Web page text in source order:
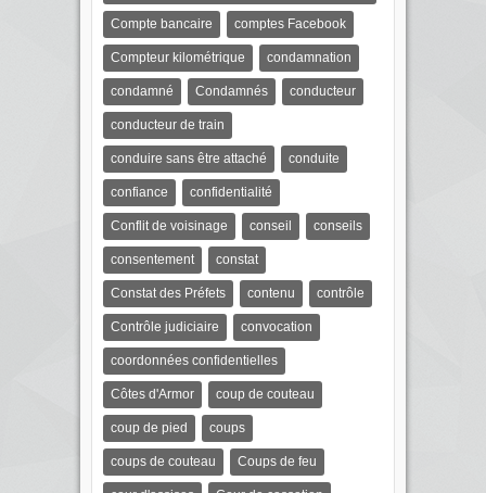
Compte bancaire comptes Facebook
Compteur kilométrique condamnation
condamné Condamnés conducteur
conducteur de train
conduire sans être attaché conduite
confiance confidentialité
Conflit de voisinage conseil conseils
consentement constat
Constat des Préfets contenu contrôle
Contrôle judiciaire convocation
coordonnées confidentielles
Côtes d'Armor coup de couteau
coup de pied coups
coups de couteau Coups de feu